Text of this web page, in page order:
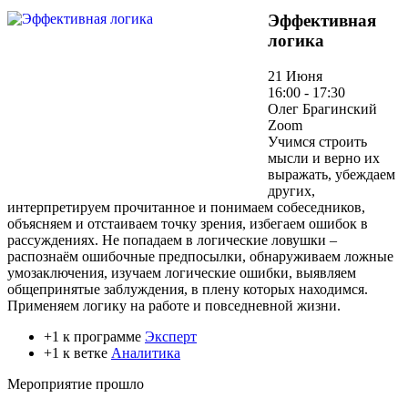
Эффективная
логика
21 Июня
16:00 - 17:30
Олег Брагинский
Zoom
Учимся строить
мысли и верно их
выражать, убеждаем
других,
интерпретируем прочитанное и понимаем собеседников,
объясняем и отстаиваем точку зрения, избегаем ошибок в
рассуждениях. Не попадаем в логические ловушки –
распознаём ошибочные предпосылки, обнаруживаем ложные
умозаключения, изучаем логические ошибки, выявляем
общепринятые заблуждения, в плену которых находимся.
Применяем логику на работе и повседневной жизни.
+1 к программе Эксперт
+1 к ветке Аналитика
Мероприятие прошло